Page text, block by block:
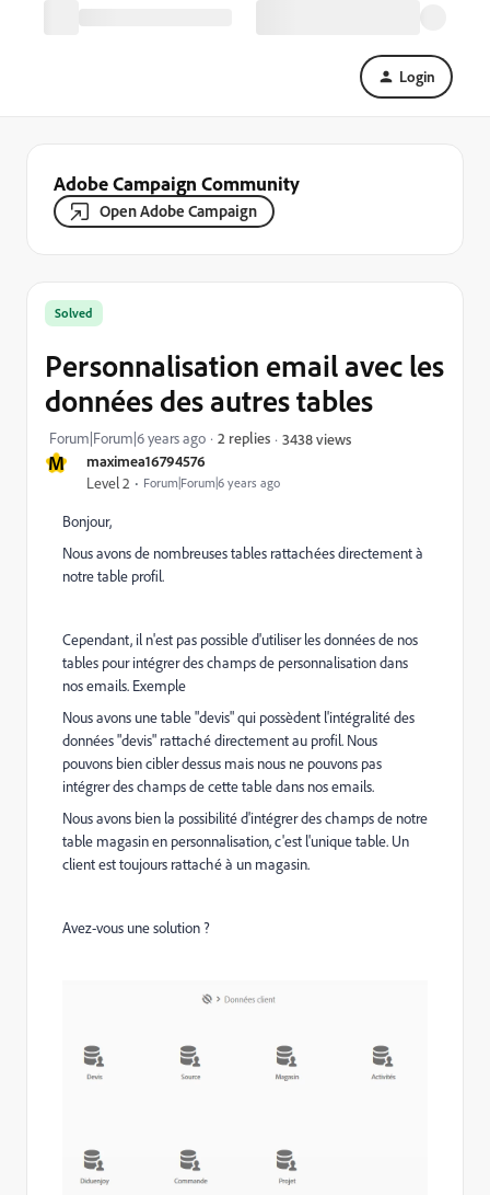
Login
Adobe Campaign Community
Open Adobe Campaign
M maximea16794576
Level 2 Forum|Forum|6 years ago
Solved
Personnalisation email avec les
données des autres tables
Forum|Forum|6 years ago 2 replies 3438 views
Bonjour,
Nous avons de nombreuses tables rattachées directement à
notre table profil.
Cependant, il n'est pas possible d'utiliser les données de nos
tables pour intégrer des champs de personnalisation dans
nos emails. Exemple
Nous avons une table "devis" qui possèdent l'intégralité des
données "devis" rattaché directement au profil. Nous
pouvons bien cibler dessus mais nous ne pouvons pas
intégrer des champs de cette table dans nos emails.
Nous avons bien la possibilité d'intégrer des champs de notre
table magasin en personnalisation, c'est l'unique table. Un
client est toujours rattaché à un magasin.
Avez-vous une solution ?